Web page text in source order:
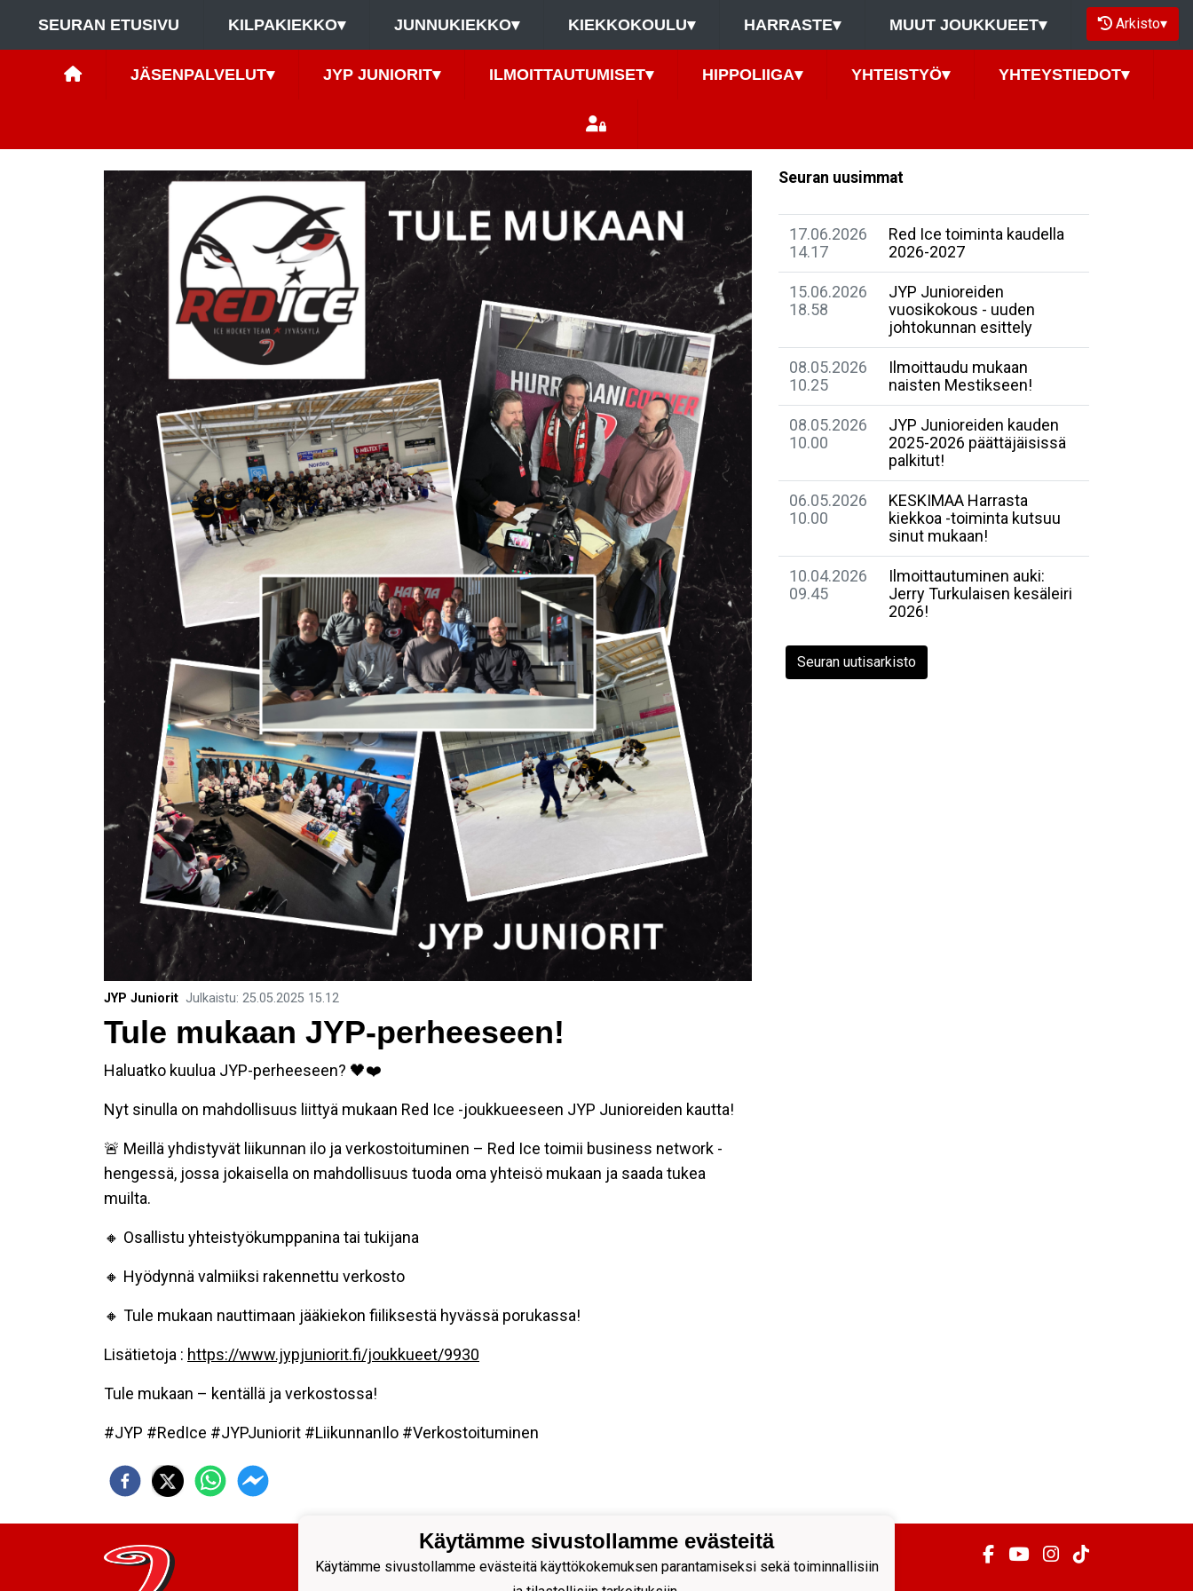
SEURAN ETUSIVU KILPAKIEKKO▾ JUNNUKIEKKO▾ KIEKKOKOULU▾ HARRASTE▾ MUUT JOUKKUEET▾ Arkisto▾
JÄSENPALVELUT▾ JYP JUNIORIT▾ ILMOITTAUTUMISET▾ HIPPOLIIGA▾ YHTEISTYÖ▾ YHTEYSTIEDOT▾
JYP Juniorit Julkaistu: 25.05.2025 15.12
Tule mukaan JYP-perheeseen!
Haluatko kuulua JYP-perheeseen? 🖤❤️
Nyt sinulla on mahdollisuus liittyä mukaan Red Ice -joukkueeseen JYP Junioreiden kautta!
🚨 Meillä yhdistyvät liikunnan ilo ja verkostoituminen – Red Ice toimii business network -
hengessä, jossa jokaisella on mahdollisuus tuoda oma yhteisö mukaan ja saada tukea
muilta.
🔸 Osallistu yhteistyökumppanina tai tukijana
🔸 Hyödynnä valmiiksi rakennettu verkosto
🔸 Tule mukaan nauttimaan jääkiekon fiiliksestä hyvässä porukassa!
Lisätietoja : https://www.jypjuniorit.fi/joukkueet/9930
Tule mukaan – kentällä ja verkostossa!
#JYP #RedIce #JYPJuniorit #LiikunnanIlo #Verkostoituminen
Seuran uusimmat
17.06.2026
14.17
Red Ice toiminta kaudella
2026-2027
15.06.2026
18.58
JYP Junioreiden
vuosikokous - uuden
johtokunnan esittely
08.05.2026
10.25
Ilmoittaudu mukaan
naisten Mestikseen!
08.05.2026
10.00
JYP Junioreiden kauden
2025-2026 päättäjäisissä
palkitut!
06.05.2026
10.00
​KESKIMAA Harrasta
kiekkoa -toiminta kutsuu
sinut mukaan!
10.04.2026
09.45
Ilmoittautuminen auki:
Jerry Turkulaisen kesäleiri
2026!
Seuran uutisarkisto
JYP Juniorit ry
Kuntoportti 5 | 40700 JYVÄSKYLÄ |
Käytämme sivustollamme evästeitä
Käytämme sivustollamme evästeitä käyttökokemuksen parantamiseksi sekä toiminnallisiin